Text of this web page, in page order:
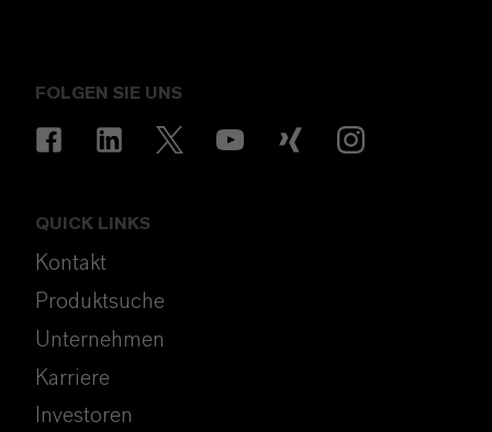
FOLGEN SIE UNS
QUICK LINKS
Kontakt
Produktsuche
Unternehmen
Karriere
Investoren